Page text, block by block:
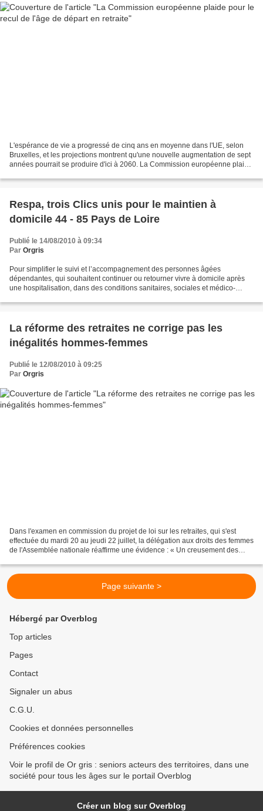
L'espérance de vie a progressé de cinq ans en moyenne dans l'UE, selon
Bruxelles, et les projections montrent qu'une nouvelle augmentation de sept
années pourrait se produire d'ici à 2060. La Commission européenne plaide
Respa, trois Clics unis pour le maintien à
domicile 44 - 85 Pays de Loire
Publié le 14/08/2010 à 09:34
Par Orgris
Pour simplifier le suivi et l’accompagnement des personnes âgées
dépendantes, qui souhaitent continuer ou retourner vivre à domicile après
une hospitalisation, dans des conditions sanitaires, sociales et médico-
La réforme des retraites ne corrige pas les
inégalités hommes-femmes
Publié le 12/08/2010 à 09:25
Par Orgris
Dans l'examen en commission du projet de loi sur les retraites, qui s'est
effectuée du mardi 20 au jeudi 22 juillet, la délégation aux droits des femmes
de l'Assemblée nationale réaffirme une évidence : « Un creusement des
Page suivante >
Hébergé par Overblog
Top articles
Pages
Contact
Signaler un abus
C.G.U.
Cookies et données personnelles
Préférences cookies
Voir le profil de Or gris : seniors acteurs des territoires, dans une
société pour tous les âges sur le portail Overblog
Créer un blog sur Overblog